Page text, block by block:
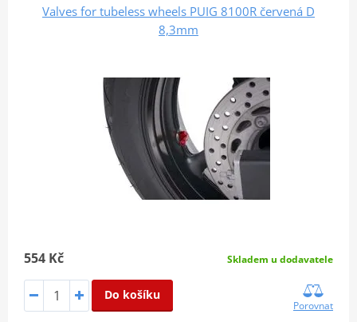
Valves for tubeless wheels PUIG 8100R červená D
8,3mm
554 Kč Skladem u dodavatele
Do košíku
Porovnat